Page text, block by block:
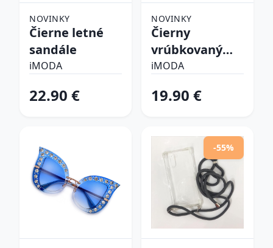
NOVINKY
Čierne letné
sandále
iMODA
22.90 €
NOVINKY
Čierny
vrúbkovaný
top
iMODA
19.90 €
-55%